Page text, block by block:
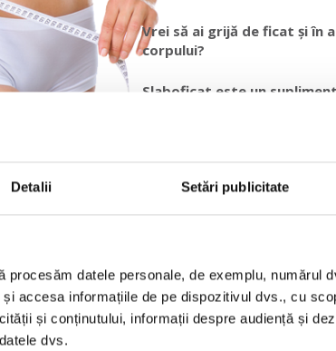
Detalii Setări publicitate
procesăm datele personale, de exemplu, numărul
accesa informațiile de pe dispozitivul dvs., cu
și conținutului, informații despre audiență și
dvs.
Vrei să ai grijă de ficat și în
corpului?
Slaboficat este un